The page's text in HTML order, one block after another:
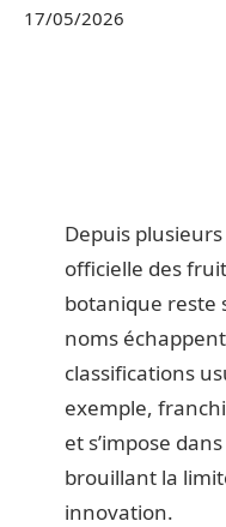
17/05/2026
Depuis
officielle des
botanique reste
noms
classifications
exemple,
et s’impose
brouillant la
innovation.